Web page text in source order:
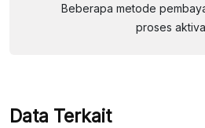
Beberapa metode
proses
Data Terkait